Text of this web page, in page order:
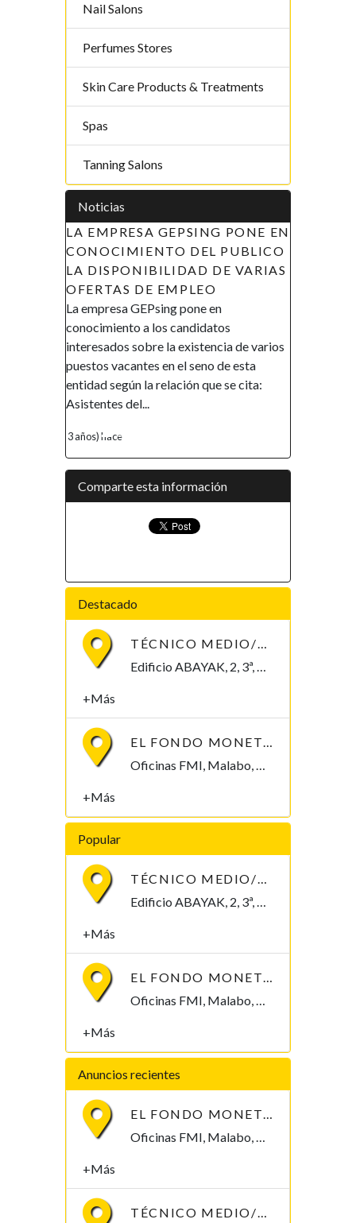
Nail Salons
Perfumes Stores
Skin Care Products & Treatments
Spas
Tanning Salons
Noticias
GEPSING PONE EN
DEL PUBLICO
DE VARIAS
DE EMPLEO
GEPsing pone en
a los candidatos
sobre la existencia de varios
vacantes en el seno de esta
según la relación que se cita:
APOYO A LAS
LA MUJER EN GUINEA
ECUATORIAL
DE RECLUTAMIENTO
AVISO DE
Gobierno de la República de
Ecuatorial en el marco de su
promover la inclusión y la
financiera, así como el
Comparte esta información
Destacado
TÉCNICO MEDIO/SUPERIOR/INGENIERO/TELECOMUNICACIONES
Edificio ABAYAK, 2, 3ª, Malabo 2. Bioko Norte Malabo, Bioko Norte , Guinea Ecuatorial
+Más
EL FONDO MONETARIO INTERNACIONAL (FMI) BUSCA CONTRATAR UN/A ECONOMISTA
Oficinas FMI, Malabo, Bioko Norte , Guinea Ecuatorial
+Más
Popular
TÉCNICO MEDIO/SUPERIOR/INGENIERO/TELECOMUNICACIONES
Edificio ABAYAK, 2, 3ª, Malabo 2. Bioko Norte Malabo, Bioko Norte , Guinea Ecuatorial
+Más
EL FONDO MONETARIO INTERNACIONAL (FMI) BUSCA CONTRATAR UN/A ECONOMISTA
Oficinas FMI, Malabo, Bioko Norte , Guinea Ecuatorial
+Más
Anuncios recientes
EL FONDO MONETARIO INTERNACIONAL (FMI) BUSCA CONTRATAR UN/A ECONOMISTA
Oficinas FMI, Malabo, Bioko Norte , Guinea Ecuatorial
+Más
TÉCNICO MEDIO/SUPERIOR/INGENIERO/TELECOMUNICACIONES